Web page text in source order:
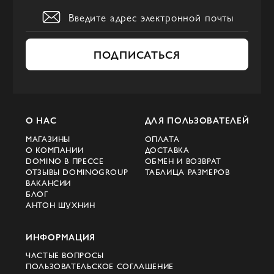
Эффектные и практичные сумки
отличаются строгими линиями, украшены
логотипом и фирменными
сохраняют элегантный силуэт при
Сумки кросс-боди
Кросс-боди — функциональные и
практичные сумки Balmain, идеально
подходящие для динамичной городской
среды. Они изготовлены из прочных
материалов, оснащены регулируемыми
ремнями и фирменной металлической
ПОДПИСАТЬСЯ
О НАС
МАГАЗИНЫ
О КОМПАНИИ
DOMINO В ПРЕССЕ
ОТЗЫВЫ DOMINOGROUP
ВАКАНСИИ
БЛОГ
АНТОН ШУХНИН
ДЛЯ ПОЛЬЗОВАТЕЛЕЙ
ОПЛАТА
ДОСТАВКА
ОБМЕН И ВОЗВРАТ
ТАБЛИЦА РАЗМЕРОВ
ИНФОРМАЦИЯ
ЧАСТЫЕ ВОПРОСЫ
ПОЛЬЗОВАТЕЛЬСКОЕ СОГЛАШЕНИЕ